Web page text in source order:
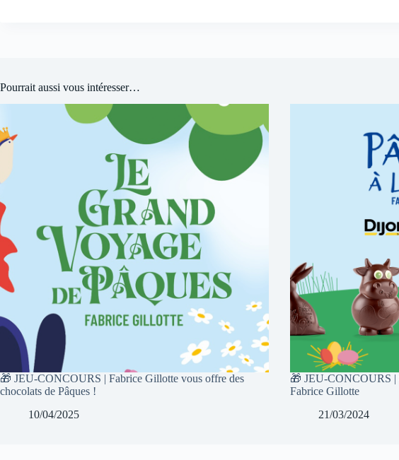
Pourrait aussi vous intéresser…
🎁 JEU-CONCOURS | Fabrice Gillotte vous offre des
chocolats de Pâques !
10/04/2025
🎁 JEU-CONCOURS |
Fabrice Gillotte
21/03/2024